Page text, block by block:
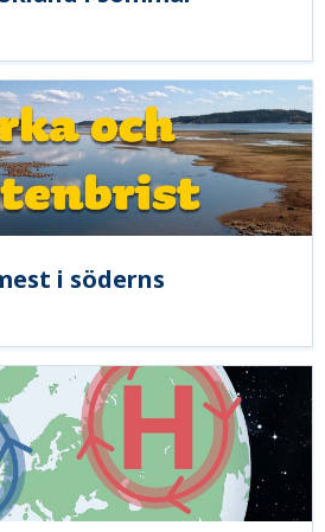
i söderns